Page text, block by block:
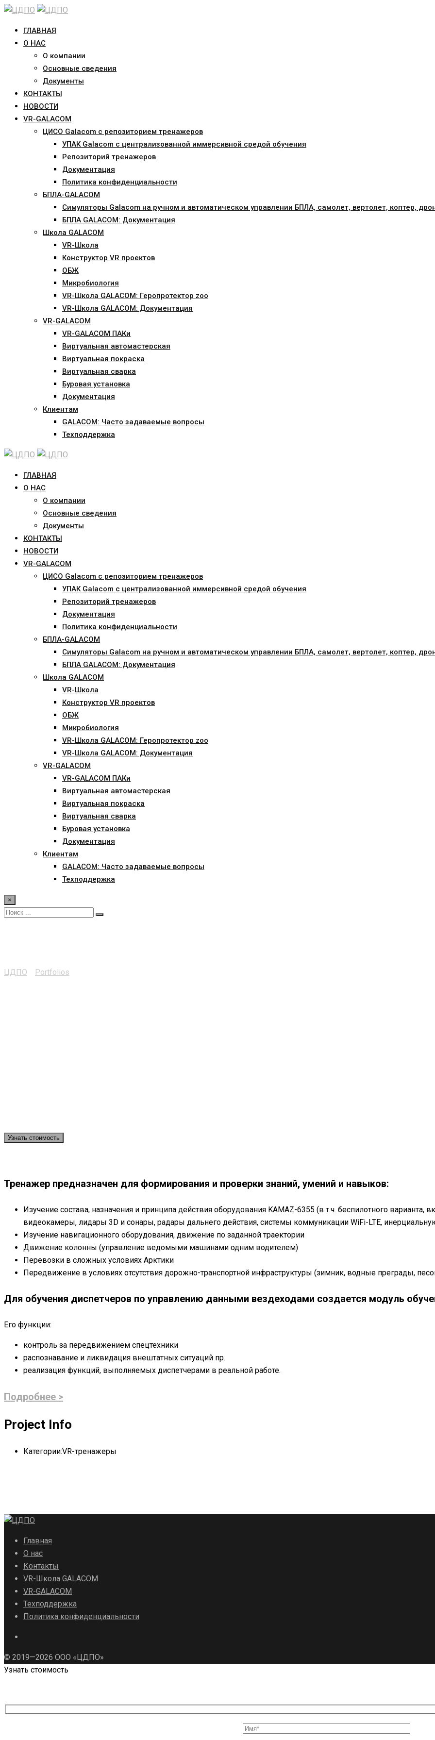
Skip
contentГЛАВНАЯ
О НАС
О компании
Основные сведения
Документы
КОНТАКТЫ
НОВОСТИ
VR-GALACOM
ЦИСО Galacom с репозиторием тренажеров
УПАК Galacom с централизованной иммерсивной средой обучения
Репозиторий тренажеров
Документация
Политика конфиденциальности
БПЛА-GALACOM
Симуляторы Galacom на ручном и автоматическом управлении БПЛА, самолет, вертолет, коптер,
БПЛА GALACOM: Документация
Школа GALACOM
VR-Школа
Конструктор VR проектов
ОБЖ
Микробиология
VR-Школа GALACOM: Геропротектор zoo
VR-Школа GALACOM: Документация
VR-GALACOM
VR-GALACOM ПАКи
Виртуальная автомастерская
Виртуальная покраска
Виртуальная сварка
Буровая установка
Документация
Клиентам
GALACOM: Часто задаваемые вопросы
Техподдержка
ГЛАВНАЯ
О НАС
О компании
Основные сведения
Документы
КОНТАКТЫ
НОВОСТИ
VR-GALACOM
ЦИСО Galacom с репозиторием тренажеров
УПАК Galacom с централизованной иммерсивной средой обучения
Репозиторий тренажеров
Документация
Политика конфиденциальности
БПЛА-GALACOM
Симуляторы Galacom на ручном и автоматическом управлении БПЛА, самолет, вертолет, коптер,
БПЛА GALACOM: Документация
Школа GALACOM
VR-Школа
Конструктор VR проектов
ОБЖ
Микробиология
VR-Школа GALACOM: Геропротектор zoo
VR-Школа GALACOM: Документация
VR-GALACOM
VR-GALACOM ПАКи
Виртуальная автомастерская
Виртуальная покраска
Виртуальная сварка
Буровая установка
Документация
Клиентам
GALACOM: Часто задаваемые вопросы
Техподдержка
×
ЦДПО Portfolios
Узнать стоимость
Тренажер предназначен для формирования и проверки знаний, умений и навыков:
Изучение состава, назначения и принципа действия оборудования KAMAZ-6355 (в т.ч. беспилотного
видеокамеры, лидары 3D и сонары, радары дальнего действия, системы коммуникации WiFi-LTE,
Изучение навигационного оборудования, движение по заданной траектории
Движение колонны (управление ведомыми машинами одним водителем)
Перевозки в сложных условиях Арктики
Передвижение в условиях отсутствия дорожно-транспортной инфраструктуры (зимник, водные преграды,
Для обучения диспетчеров по управлению данными вездеходами создается модуль
Его функции:
контроль за передвижением спецтехники
распознавание и ликвидация внештатных ситуаций пр.
реализация функций, выполняемых диспетчерами в реальной работе.
Подробнее >
Project Info
Категории:VR-тренажеры
Главная
О нас
Контакты
VR-Школа GALACOM
VR-GALACOM
Техподдержка
Политика конфиденциальности
© 2019—2026 ООО «ЦДПО»
Узнать стоимость